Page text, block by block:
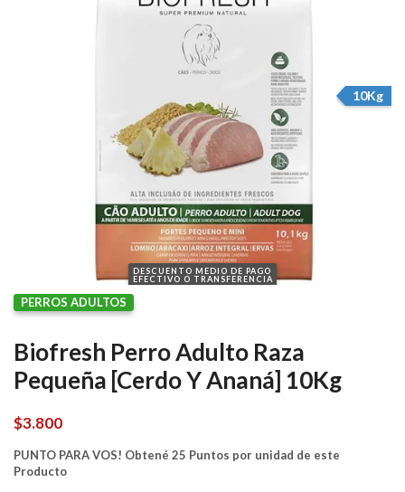
DESCUENTO MEDIO DE PAGO
EFECTIVO O TRANSFERENCIA
10Kg
PERROS ADULTOS
Biofresh Perro Adulto Raza
Pequeña [Cerdo Y Ananá] 10Kg
$3.800
PUNTO PARA VOS! Obtené 25 Puntos por unidad de este
Producto